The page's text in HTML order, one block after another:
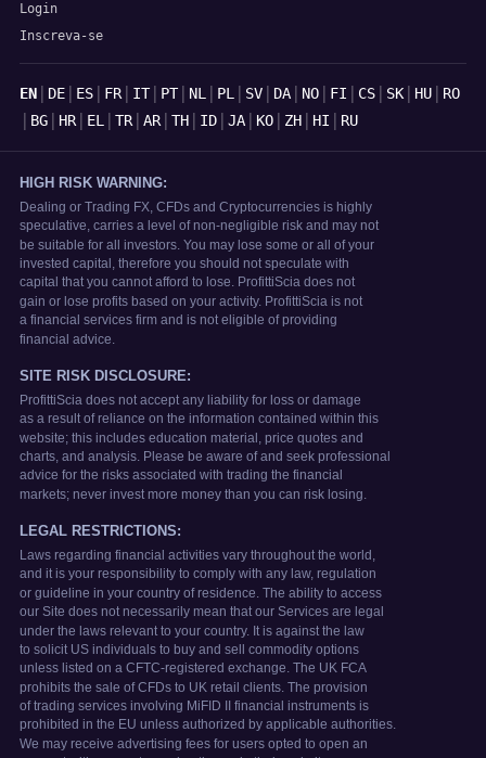
Login
Inscreva-se
Idiomas
EN| DE| ES| FR| IT| PT| NL | PL | SV| DA| NO| FI | CS| SK| HU| RO
| BG| HR| EL | TR| AR| TH| ID| JA| KO| ZH| HI | RU